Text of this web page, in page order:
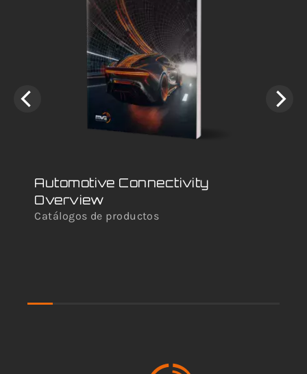
Automotive Connectivity
Overview
Catálogos de productos